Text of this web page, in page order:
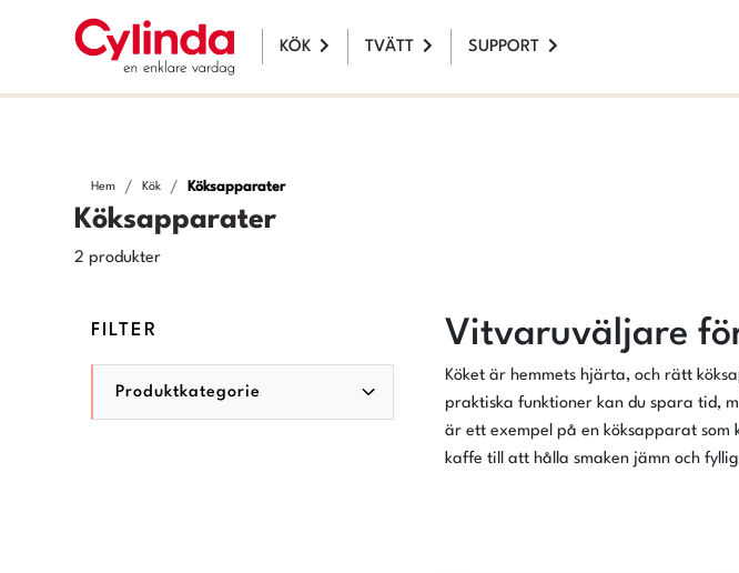
KÖK TVÄTT SUPPORT
Hem Kök Köksapparater
Köksapparater
2 produkter
FILTER
Produktkategorie
Vitvaruväljare
Köket är hemmets hjärta, och rätt
praktiska funktioner kan du spara tid,
är ett exempel på en köksapparat
kaffe till att hålla smaken jämn och